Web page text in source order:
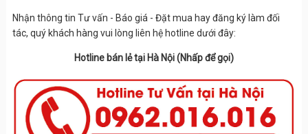
Nhận thông tin Tư vấn - Báo giá - Đặt mua hay đăng ký làm đối
tác, quý khách hàng vui lòng liên hệ hotline dưới đây:
Hotline bán lẻ tại Hà Nội (Nhấp để gọi)